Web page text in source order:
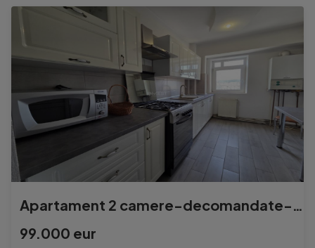
Apartament 2 camere-decomandate-Petru Poni
99.000 eur